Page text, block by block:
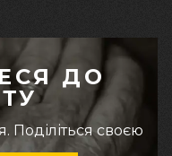
ДО
Поділіться своєю